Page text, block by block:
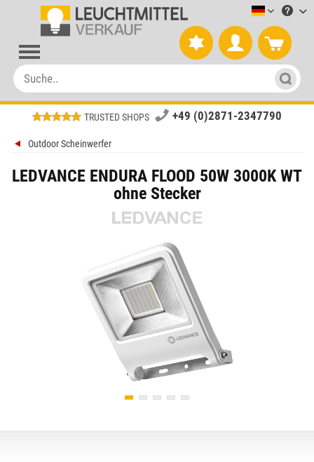
TRUSTED SHOPS +49 (0)2871-2347790
Outdoor Scheinwerfer
LEDVANCE ENDURA FLOOD 50W 3000K WT
ohne Stecker